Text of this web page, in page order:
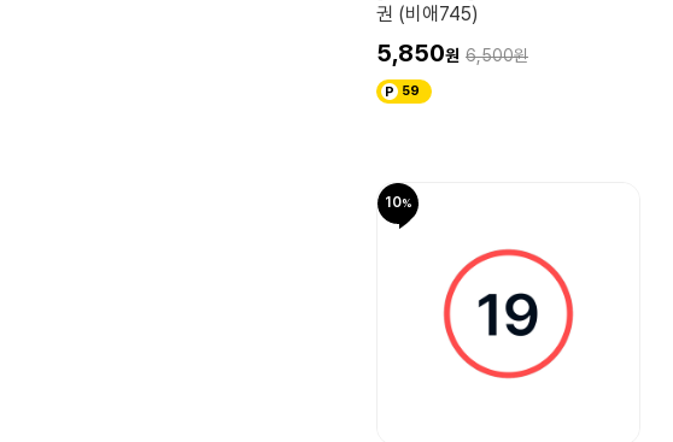
권 (비애745)
5,850 6,500
59
10